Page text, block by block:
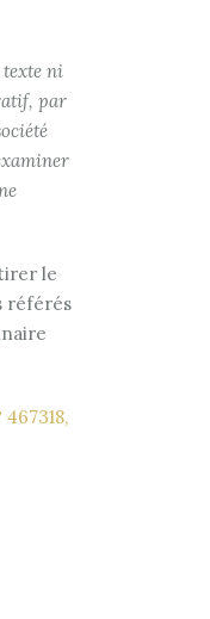
texte ni
par
le
référés
467318,